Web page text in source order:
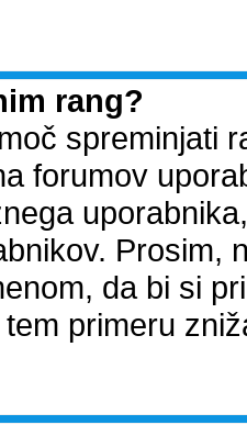
rang?
spreminjati
forumov
Prosim,
da bi si
primeru